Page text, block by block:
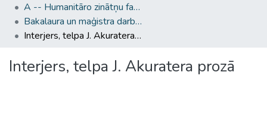
A -- Humanitāro zinātņu fakultāte / Faculty of Humanities
Bakalaura un maģistra darbi (HZF) / Bachelor's and Master's theses
Interjers, telpa J. Akuratera prozā
Interjers, telpa J. Akuratera prozā